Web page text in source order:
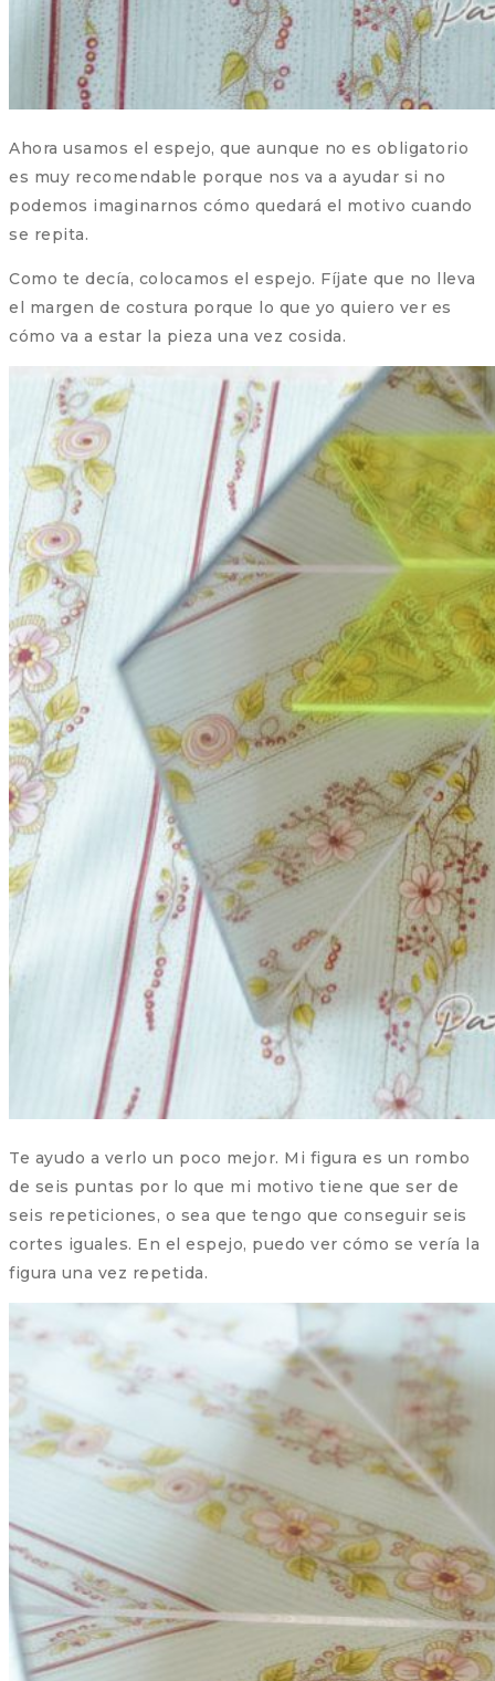
Ahora usamos el espejo, que aunque no es obligatorio
es muy recomendable porque nos va a ayudar si no
podemos imaginarnos cómo quedará el motivo cuando
se repita.
Como te decía, colocamos el espejo. Fíjate que no lleva
el margen de costura porque lo que yo quiero ver es
cómo va a estar la pieza una vez cosida.
Te ayudo a verlo un poco mejor. Mi figura es un rombo
de seis puntas por lo que mi motivo tiene que ser de
seis repeticiones, o sea que tengo que conseguir seis
cortes iguales. En el espejo, puedo ver cómo se vería la
figura una vez repetida.